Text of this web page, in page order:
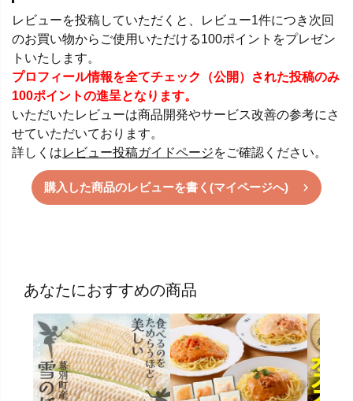
レビューを投稿していただくと、レビュー1件につき次回
のお買い物からご使用いただける100ポイントをプレゼン
トいたします。
プロフィール情報を全てチェック（公開）された投稿のみ
100ポイントの進呈となります。
いただいたレビューは商品開発やサービス改善の参考にさ
せていただいております。
詳しくはレビュー投稿ガイドページをご確認ください。
購入した商品のレビューを書く(マイページへ)
あなたにおすすめの商品